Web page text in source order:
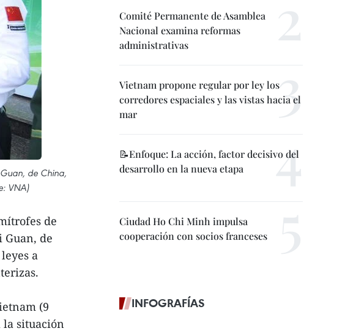
de China,
VNA)
de
de
a
(9
la situación
Comité Permanente de Asamblea
Nacional examina reformas
administrativas
Vietnam propone regular por ley los
corredores espaciales y las vistas hacia el
mar
📝Enfoque: La acción, factor decisivo del
desarrollo en la nueva etapa
Ciudad Ho Chi Minh impulsa
cooperación con socios franceses
INFOGRAFÍAS